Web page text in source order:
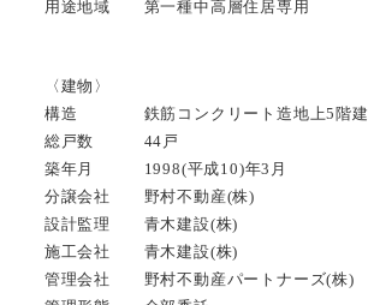
用途地域 第一種中高層住居専用
〈建物〉
構造 鉄筋コンクリート造地上5階建
総戸数 44戸
築年月 1998(平成10)年3月
分譲会社 野村不動産(株)
設計監理 青木建設(株)
施工会社 青木建設(株)
管理会社 野村不動産パートナーズ(株)